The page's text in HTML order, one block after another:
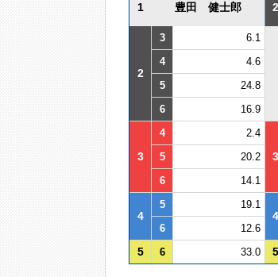
1 豊田 健士郎 2
2
3
6.1
4
4.6
5
24.8
6
16.9
3
4 2.4
3
5
20.2
6
14.1
4
5 19.1
4
6
12.6
5 6 33.0 5